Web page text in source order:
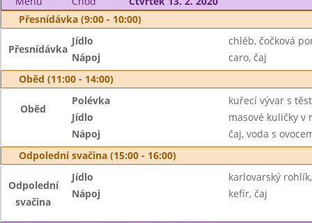
Přesnídávka (9:00 - 10:00)
Přesnídávka
Jídlo
chléb, čočková
Nápoj
caro, čaj
Oběd (11:00 - 14:00)
Oběd
Polévka
kuřecí vývar s
Jídlo
masové kuličky v
Nápoj
čaj, voda s
Odpolední svačina (15:00 - 16:00)
Odpolední
svačina
Jídlo
karlovarský
Nápoj
kefír, čaj